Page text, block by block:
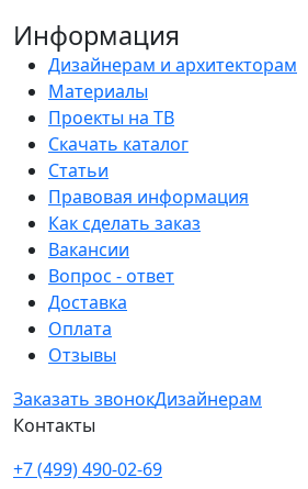
Информация
Дизайнерам и архитекторам
Материалы
Проекты на ТВ
Скачать каталог
Статьи
Правовая информация
Как сделать заказ
Вакансии
Вопрос - ответ
Доставка
Оплата
Отзывы
Заказать звонокДизайнерам
Контакты
+7 (499) 490-02-69